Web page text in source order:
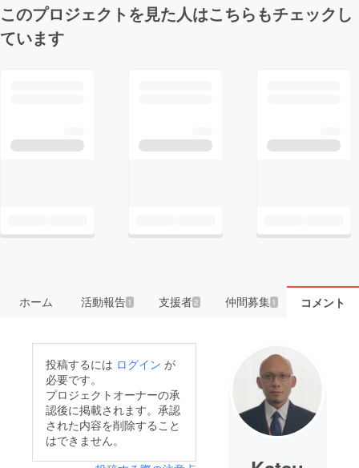
このプロジェクトを見た人はこちらもチェックし
ています
ホーム 活動報告1 支援者 2 仲間募集 1 コメント
投稿するには ログイン が
必要です。
プロジェクトオーナーの承
認後に掲載されます。承認
された内容を削除すること
はできません。